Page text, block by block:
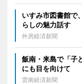
いすみ市図書館
らしの魅力話す
外房経済新聞
飯南・来島で「子
にも目を向けて
雲南経済新聞